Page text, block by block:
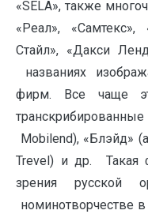
«SELA», также
«Реал»,
Стайл», «Дакси
названиях
фирм. Все чаще
Mobilend), «Блэйд»
Trevel) и др. Такая
зрения русской
номинотворчестве